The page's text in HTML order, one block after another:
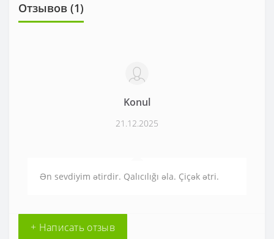
Отзывов (1)
Konul
21.12.2025
Ən sevdiyim ətirdir. Qalıcılığı əla. Çiçək ətri.
+ Написать отзыв